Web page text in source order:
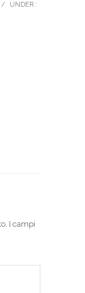
/ UNDER :
I campi